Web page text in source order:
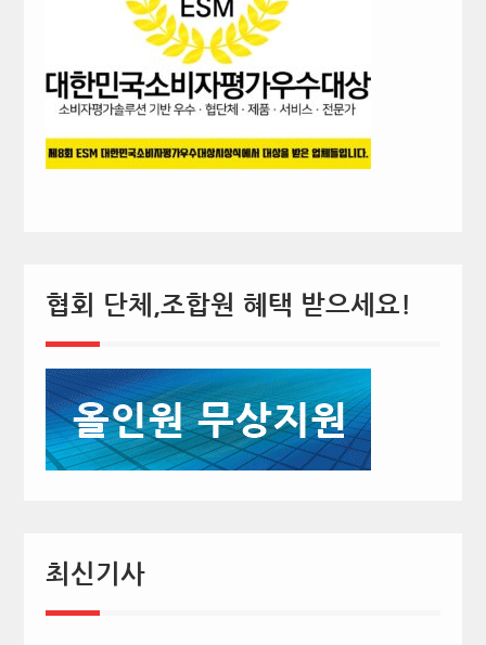
협회 단체,조합원 혜택 받으세요!
최신기사